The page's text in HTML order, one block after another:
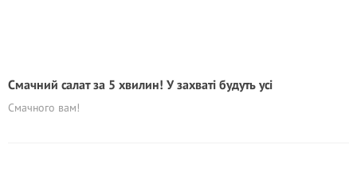
Смачний салат за 5 хвилин! У захваті будуть усі
Смачного вам!